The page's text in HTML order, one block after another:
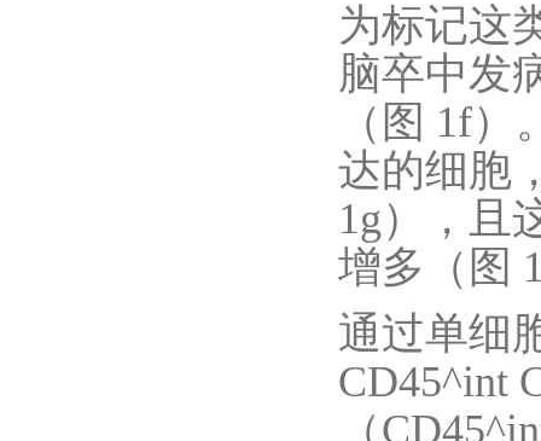
为标记这
脑卒中发
（图 1f
达的细胞
1g），且
增多（图
通过单细
CD45^int
（